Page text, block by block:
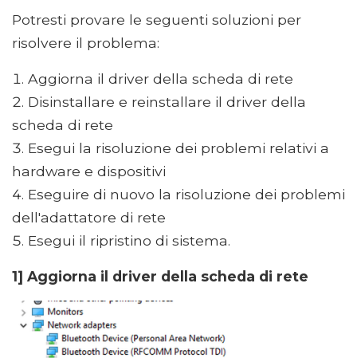
Potresti provare le seguenti soluzioni per
risolvere il problema:
Aggiorna il driver della scheda di rete
Disinstallare e reinstallare il driver della
scheda di rete
Esegui la risoluzione dei problemi relativi a
hardware e dispositivi
Eseguire di nuovo la risoluzione dei problemi
dell'adattatore di rete
Esegui il ripristino di sistema.
1] Aggiorna il driver della scheda di rete